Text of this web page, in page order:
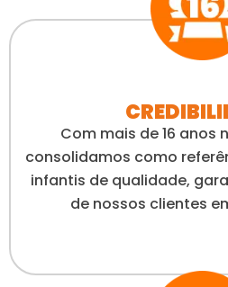
Com mais de 16 anos
consolidamos como
infantis de qualidade,
de nossos clientes